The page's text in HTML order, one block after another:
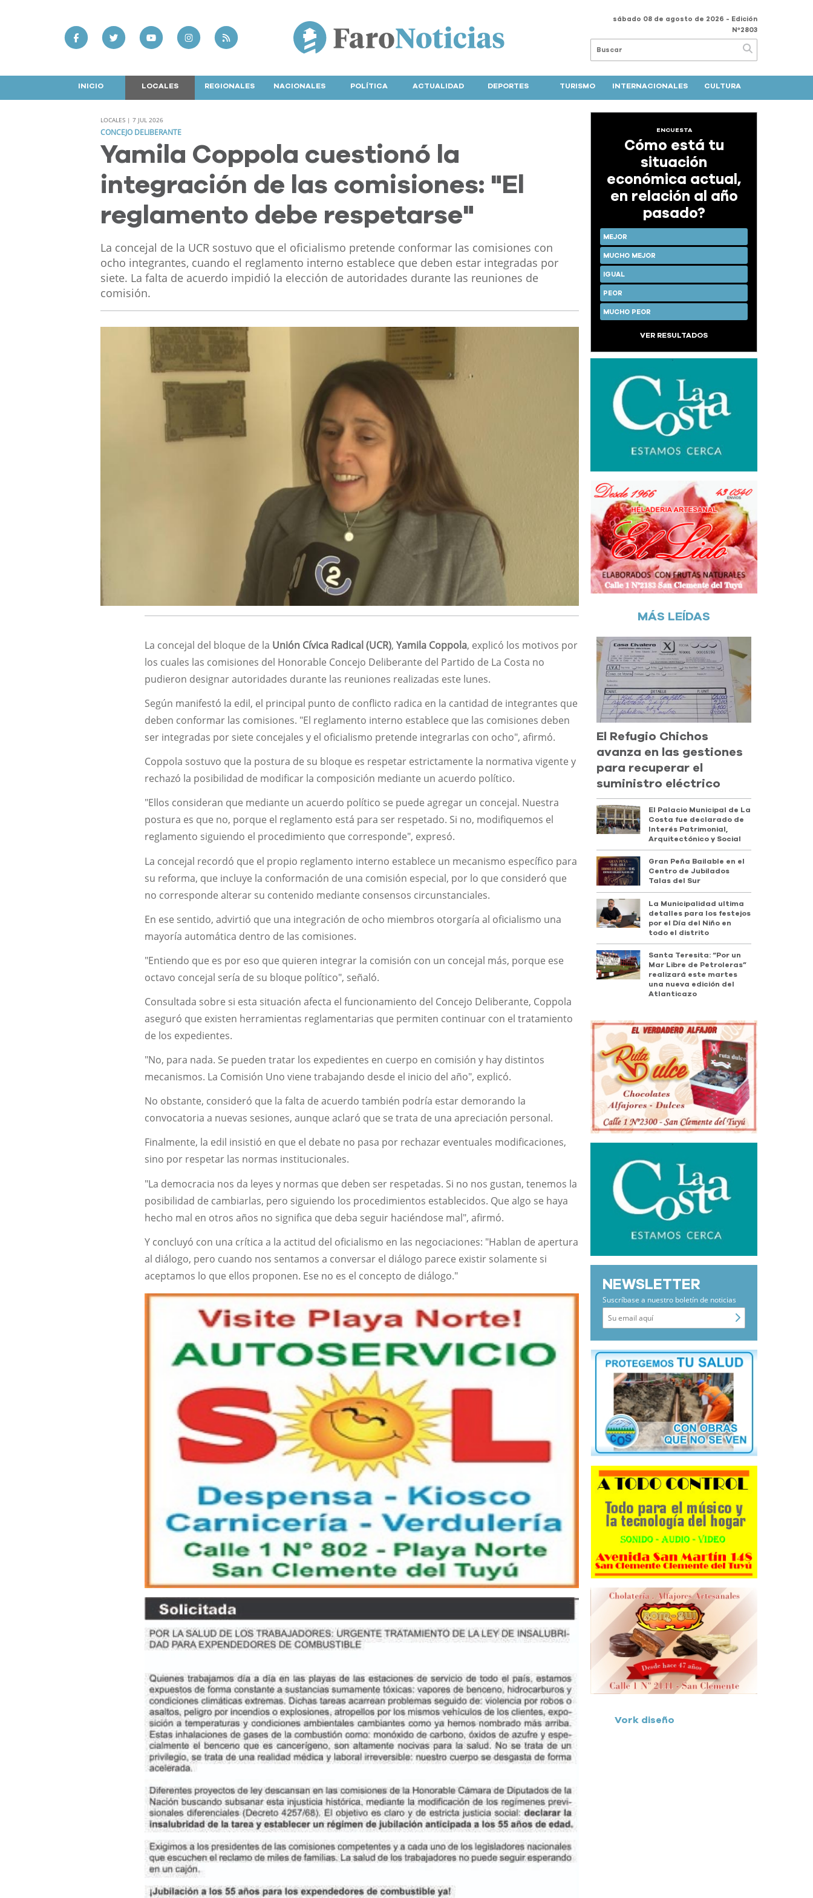
sábado 08 de agosto de 2026 - Edición
Nº2803
INICIO LOCALES REGIONALES NACIONALES POLÍTICA ACTUALIDAD DEPORTES TURISMO INTERNACIONALES CULTURA
LOCALES | 7 JUL 2026
CONCEJO DELIBERANTE
Yamila Coppola cuestionó la
integración de las comisiones: "El
reglamento debe respetarse"
La concejal de la UCR sostuvo que el oficialismo pretende conformar las comisiones con
ocho integrantes, cuando el reglamento interno establece que deben estar integradas por
siete. La falta de acuerdo impidió la elección de autoridades durante las reuniones de
comisión.
La concejal del bloque de la Unión Cívica Radical (UCR),Yamila Coppola, explicó los motivos por
los cuales las comisiones del Honorable Concejo Deliberante del Partido de La Costa no
pudieron designar autoridades durante las reuniones realizadas este lunes.
Según manifestó la edil, el principal punto de conflicto radica en la cantidad de integrantes que
deben conformar las comisiones. "El reglamento interno establece que las comisiones deben
ser integradas por siete concejales y el oficialismo pretende integrarlas con ocho", afirmó.
Coppola sostuvo que la postura de su bloque es respetar estrictamente la normativa vigente y
rechazó la posibilidad de modificar la composición mediante un acuerdo político.
"Ellos consideran que mediante un acuerdo político se puede agregar un concejal. Nuestra
postura es que no, porque el reglamento está para ser respetado. Si no, modifiquemos el
reglamento siguiendo el procedimiento que corresponde", expresó.
La concejal recordó que el propio reglamento interno establece un mecanismo específico para
su reforma, que incluye la conformación de una comisión especial, por lo que consideró que
no corresponde alterar su contenido mediante consensos circunstanciales.
En ese sentido, advirtió que una integración de ocho miembros otorgaría al oficialismo una
mayoría automática dentro de las comisiones.
"Entiendo que es por eso que quieren integrar la comisión con un concejal más, porque ese
octavo concejal sería de su bloque político", señaló.
Consultada sobre si esta situación afecta el funcionamiento del Concejo Deliberante, Coppola
aseguró que existen herramientas reglamentarias que permiten continuar con el tratamiento
de los expedientes.
"No, para nada. Se pueden tratar los expedientes en cuerpo en comisión y hay distintos
mecanismos. La Comisión Uno viene trabajando desde el inicio del año", explicó.
No obstante, consideró que la falta de acuerdo también podría estar demorando la
convocatoria a nuevas sesiones, aunque aclaró que se trata de una apreciación personal.
Finalmente, la edil insistió en que el debate no pasa por rechazar eventuales modificaciones,
sino por respetar las normas institucionales.
"La democracia nos da leyes y normas que deben ser respetadas. Si no nos gustan, tenemos la
posibilidad de cambiarlas, pero siguiendo los procedimientos establecidos. Que algo se haya
hecho mal en otros años no significa que deba seguir haciéndose mal", afirmó.
Y concluyó con una crítica a la actitud del oficialismo en las negociaciones: "Hablan de apertura
al diálogo, pero cuando nos sentamos a conversar el diálogo parece existir solamente si
aceptamos lo que ellos proponen. Ese no es el concepto de diálogo."
ENCUESTA
Cómo está tu
situación
económica actual,
en relación al año
pasado?
MEJOR
MUCHO MEJOR
IGUAL
PEOR
MUCHO PEOR
VER RESULTADOS
MÁS LEÍDAS
El Refugio Chichos
avanza en las gestiones
para recuperar el
suministro eléctrico
El Palacio Municipal de La
Costa fue declarado de
Interés Patrimonial,
Arquitectónico y Social
Gran Peña Bailable en el
Centro de Jubilados
Talas del Sur
La Municipalidad ultima
detalles para los festejos
por el Día del Niño en
todo el distrito
Santa Teresita: “Por un
Mar Libre de Petroleras”
realizará este martes
una nueva edición del
Atlanticazo
NEWSLETTER
Suscríbase a nuestro boletín de noticias
Vork diseño